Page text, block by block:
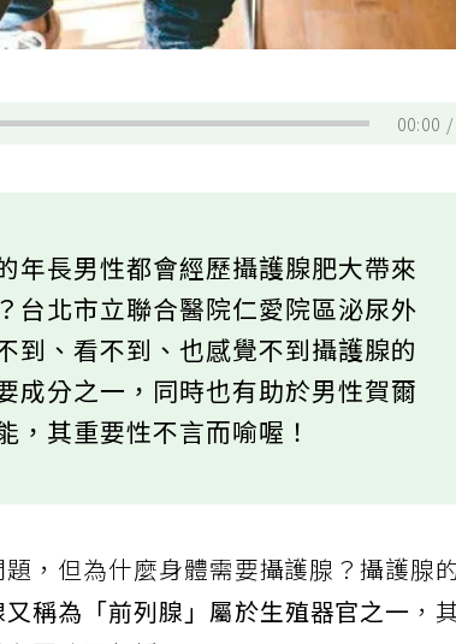
00:00
年長男性都會經歷攝護腺肥大帶來
台北市立聯合醫院仁愛院區泌尿外
到、看不到、也感覺不到攝護腺的
成分之一，同時也有助於男性賀爾
，其重要性不言而喻喔！
，但為什麼身體需要攝護腺？攝護腺
又稱為「前列腺」屬於生殖器官之一 ，